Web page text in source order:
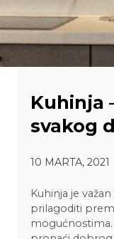
Kuhinja
svakog
10 MARTA, 2021
Kuhinja je
prilagoditi